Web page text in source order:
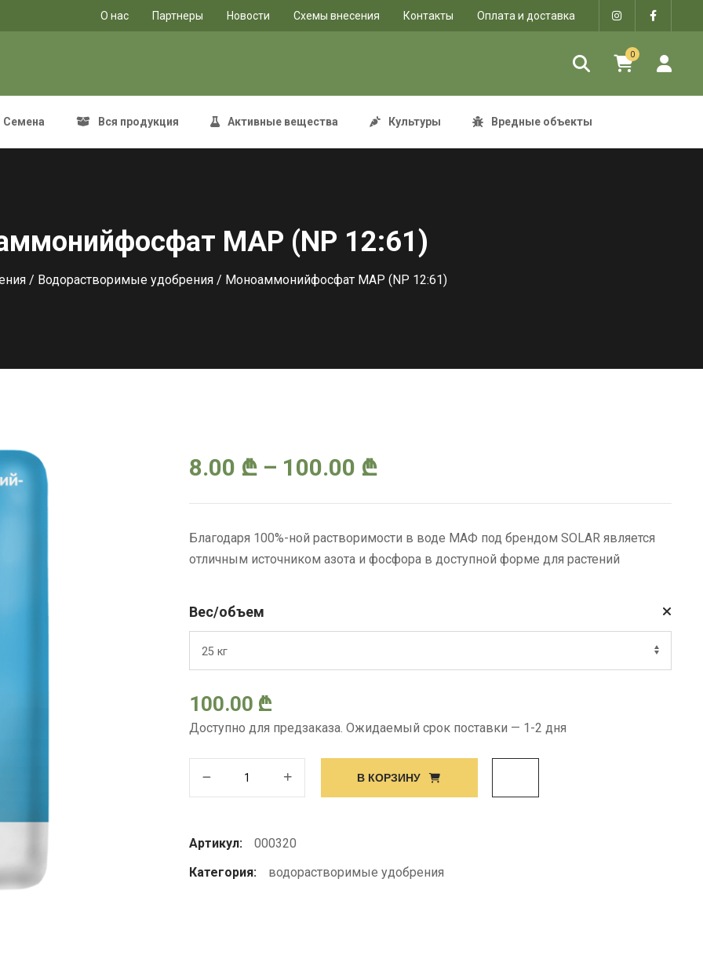
O нас Партнеры Новости Схемы внесения Контакты Оплата и доставка
0
Семена Вся продукция Активные вещества Культуры Вредные объекты
MAP (NP 12:61)
/ Водорастворимые удобрения / Моноаммонийфосфат MAP (NP 12:61)
8.00 ₾ – 100.00 ₾Диапазон
цен:
8.00 ₾
100.00 ₾
Благодаря 100%-ной растворимости в воде МАФ под брендом SOLAR является
отличным источником азота и фосфора в доступной форме для растений
Вес/объем
100.00 ₾
Доступно для предзаказа. Ожидаемый срок поставки — 1-2 дня
(NP
12:61)
В КОРЗИНУ
Артикул:
000320
Категория:
водорастворимые удобрения